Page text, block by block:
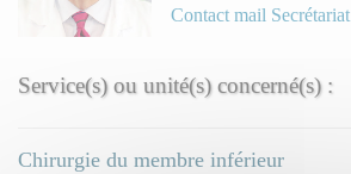
Contact mail Secrétariat
Service(s) ou unité(s) concerné(s) :
Chirurgie du membre inférieur